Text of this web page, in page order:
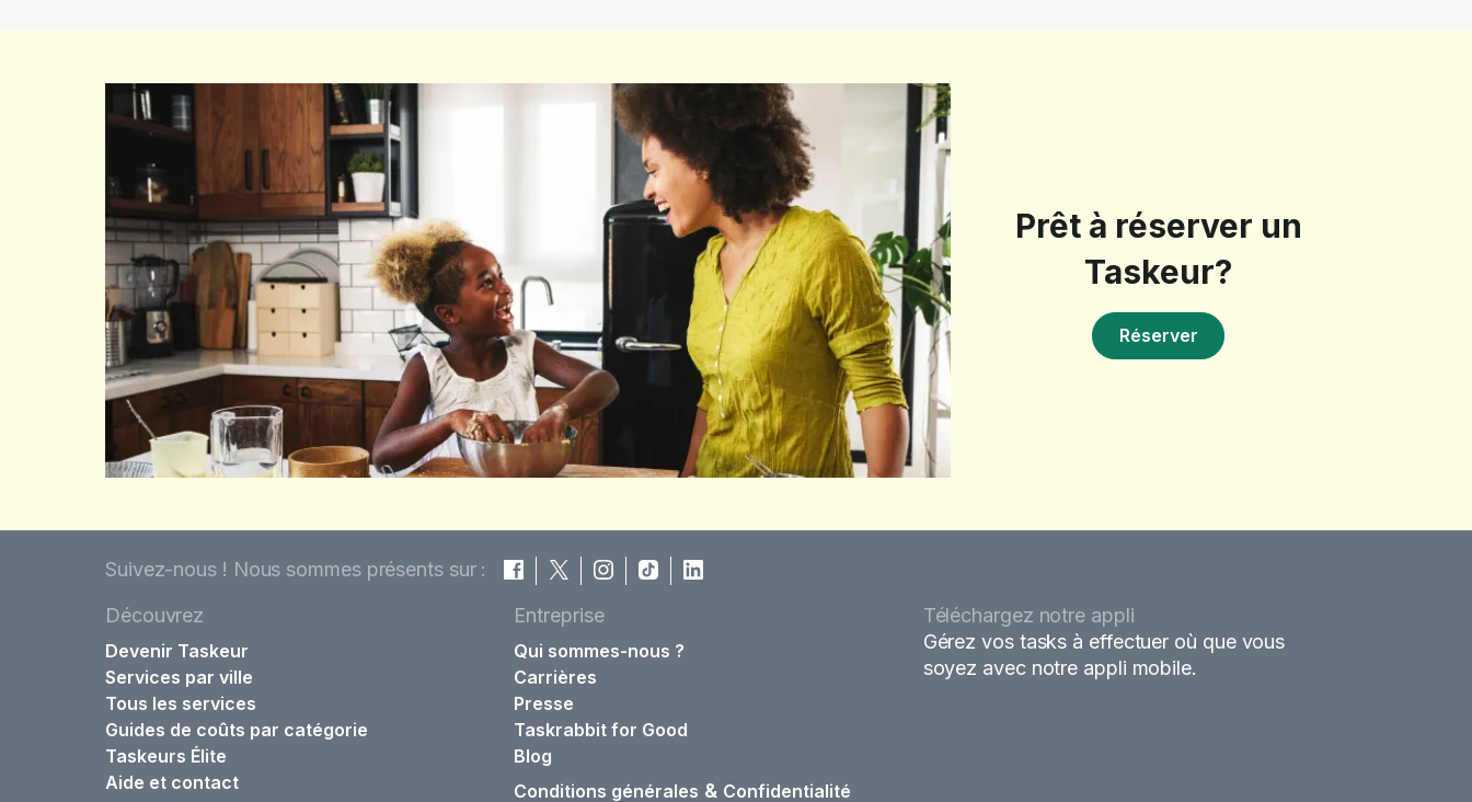
Prêt à réserver un
Taskeur?
Réserver
Suivez-nous ! Nous sommes présents sur :
Découvrez
Devenir Taskeur
Services par ville
Tous les services
Guides de coûts par catégorie
Taskeurs Élite
Aide et contact
Entreprise
Qui sommes-nous ?
Carrières
Presse
Taskrabbit for Good
Blog
Conditions générales & Confidentialité
Téléchargez notre appli
Gérez vos tasks à effectuer où que vous
soyez avec notre appli mobile.